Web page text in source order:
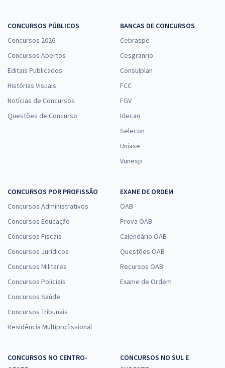
CONCURSOS PÚBLICOS
Concursos 2026
Concursos Abertos
Editais Publicados
Histórias Visuais
Notícias de Concursos
Questões de Concurso
BANCAS DE CONCURSOS
Cebraspe
Cesgranrio
Consulplan
FCC
FGV
Idecan
Selecon
Uniase
Vunesp
CONCURSOS POR PROFISSÃO
Concursos Administrativos
Concursos Educação
Concursos Fiscais
Concursos Jurídicos
Concursos Militares
Concursos Policiais
Concursos Saúde
Concursos Tribunais
Residência Multiprofissional
EXAME DE ORDEM
OAB
Prova OAB
Calendário OAB
Questões OAB
Recursos OAB
Exame de Ordem
CONCURSOS NO CENTRO-
CONCURSOS NO SUL E